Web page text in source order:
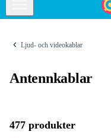
Ljud- och videokablar
Antennkablar
477 produkter